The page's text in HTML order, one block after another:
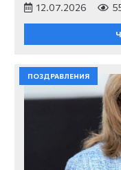
12.07.2026
ПОЗДРАВЛЕНИЯ